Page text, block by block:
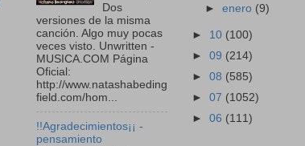
Dos
versiones de la misma
canción. Algo muy pocas
veces visto. Unwritten -
MUSICA.COM Página
Oficial:
http://www.natashabeding
field.com/hom...
!!Agradecimientos¡¡ -
pensamiento
►enero (9)
► 10 (100)
► 09 (214)
► 08 (585)
► 07 (1052)
► 06 (111)